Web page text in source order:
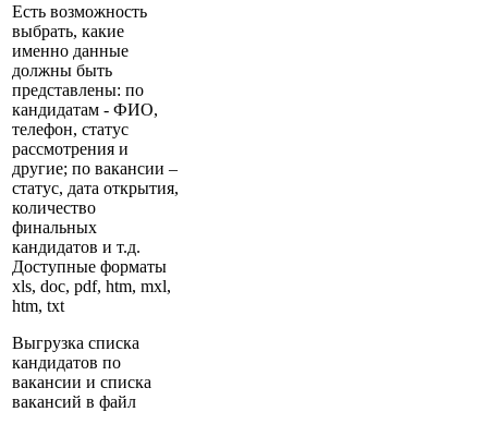
Есть возможность
выбрать, какие
именно данные
должны быть
представлены: по
кандидатам - ФИО,
телефон, статус
рассмотрения и
другие; по вакансии –
статус, дата открытия,
количество
финальных
кандидатов и т.д.
Доступные форматы
xls, doc, pdf, htm, mxl,
htm, txt
Выгрузка списка
кандидатов по
вакансии и списка
вакансий в файл